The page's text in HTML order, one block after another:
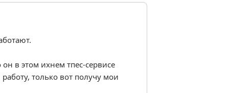
в этом ихнем тпес-сервисе
только вот получу мои